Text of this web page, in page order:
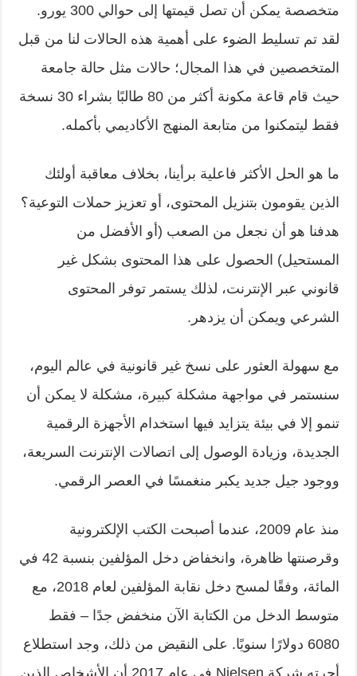
متخصصة يمكن أن تصل قيمتها إلى حوالي 300 يورو.
لقد تم تسليط الضوء على أهمية هذه الحالات لنا من قبل
المتخصصين في هذا المجال؛ حالات مثل حالة جامعة
حيث قام قاعة مكونة أكثر من 80 طالبًا بشراء 30 نسخة
فقط ليتمكنوا من متابعة المنهج الأكاديمي بأكمله.
ما هو الحل الأكثر فاعلية برأينا، بخلاف معاقبة أولئك
الذين يقومون بتنزيل المحتوى، أو تعزيز حملات التوعية؟
هدفنا هو أن نجعل من الصعب (أو الأفضل من
المستحيل) الحصول على هذا المحتوى بشكل غير
قانوني عبر الإنترنت، لذلك يستمر توفر المحتوى
الشرعي ويمكن أن يزدهر.
مع سهولة العثور على نسخ غير قانونية في عالم اليوم،
سنستمر في مواجهة مشكلة كبيرة، مشكلة لا يمكن أن
تنمو إلا في بيئة يتزايد فيها استخدام الأجهزة الرقمية
الجديدة، وزيادة الوصول إلى اتصالات الإنترنت السريعة،
ووجود جيل جديد يكبر منغمسًا في العصر الرقمي.
منذ عام 2009، عندما أصبحت الكتب الإلكترونية
وقرصنتها ظاهرة، وانخفاض دخل المؤلفين بنسبة 42 في
المائة، وفقًا لمسح دخل نقابة المؤلفين لعام 2018، مع
متوسط الدخل من الكتابة الآن منخفض جدًا – فقط
6080 دولارًا سنويًا. على النقيض من ذلك، وجد استطلاع